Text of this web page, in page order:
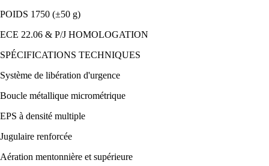
POIDS 1750 (±50 g)
ECE 22.06 & P/J HOMOLOGATION
SPÉCIFICATIONS TECHNIQUES
Système de libération d'urgence
Boucle métallique micrométrique
EPS à densité multiple
Jugulaire renforcée
Aération mentonnière et supérieure